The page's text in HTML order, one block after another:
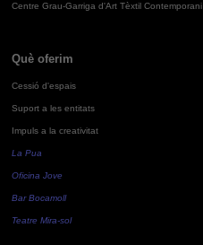
Centre Grau-Garriga d'Art Tèxtil Contemporani
Què oferim
Cessió d'espais
Suport a les entitats
Impuls a la creativitat
La Pua
Oficina Jove
Bar Bocamoll
Teatre Mira-sol